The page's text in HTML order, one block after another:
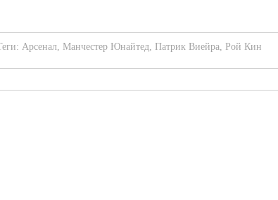
Арсенал, Манчестер Юнайтед, Патрик Виейра, Рой Кин